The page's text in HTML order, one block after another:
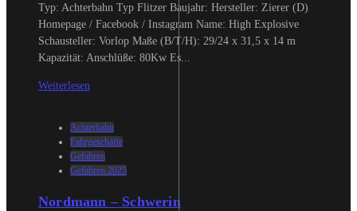
Typ: Achterbahn Typ Flitzer Baujahr: Hersteller: Zierer (D)
Homepage / Facebook / Instagram Name: High Explosive
Schausteller: Vorlop Maße (B/T/H): 29/24 x 31,5 x 14 m
Kapazität: Anschlüße: 80Kw Es...
Weiterlesen
Achterbahn
Fahrgeschäfte
Gefahren
Gefahren 2025
Nordmann – Schwerin